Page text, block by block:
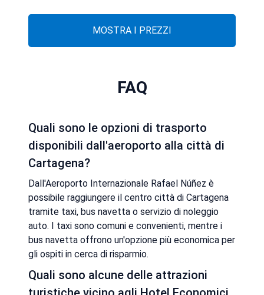
MOSTRA I PREZZI
FAQ
Quali sono le opzioni di trasporto
disponibili dall'aeroporto alla città di
Cartagena?
Dall'Aeroporto Internazionale Rafael Núñez è
possibile raggiungere il centro città di Cartagena
tramite taxi, bus navetta o servizio di noleggio
auto. I taxi sono comuni e convenienti, mentre i
bus navetta offrono un'opzione più economica per
gli ospiti in cerca di risparmio.
Quali sono alcune delle attrazioni